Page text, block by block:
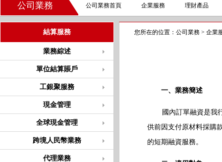
公司業務 公司業務首頁 企業服務 理財產品
結算服務
業務綜述
單位結算賬戶
工銀聚服務
現金管理
全球現金管理
跨境人民幣業務
代理業務
您所在的位置： 公司業務 > 企業
一、業務簡述
國內訂單融資是我行
供前因支付原材料採購
的短期融資服務。